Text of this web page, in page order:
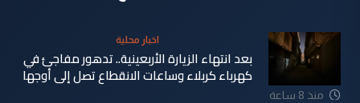
منذ 8 ساعة
اخبار محلية
بعد انتهاء الزيارة الأربعينية.. تدهور مفاجئ في
كهرباء كربلاء وساعات الانقطاع تصل إلى أوجها